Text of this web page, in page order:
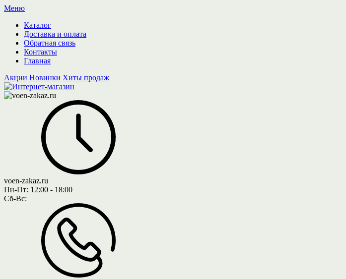
Меню
Каталог
Доставка и оплата
Обратная связь
Контакты
Главная
Акции Новинки Хиты продаж
voen-zakaz.ru
Пн-Пт: 12:00 - 18:00
Сб-Вс: